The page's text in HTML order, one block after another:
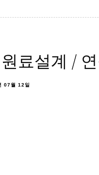
료설계 /
07월 12일